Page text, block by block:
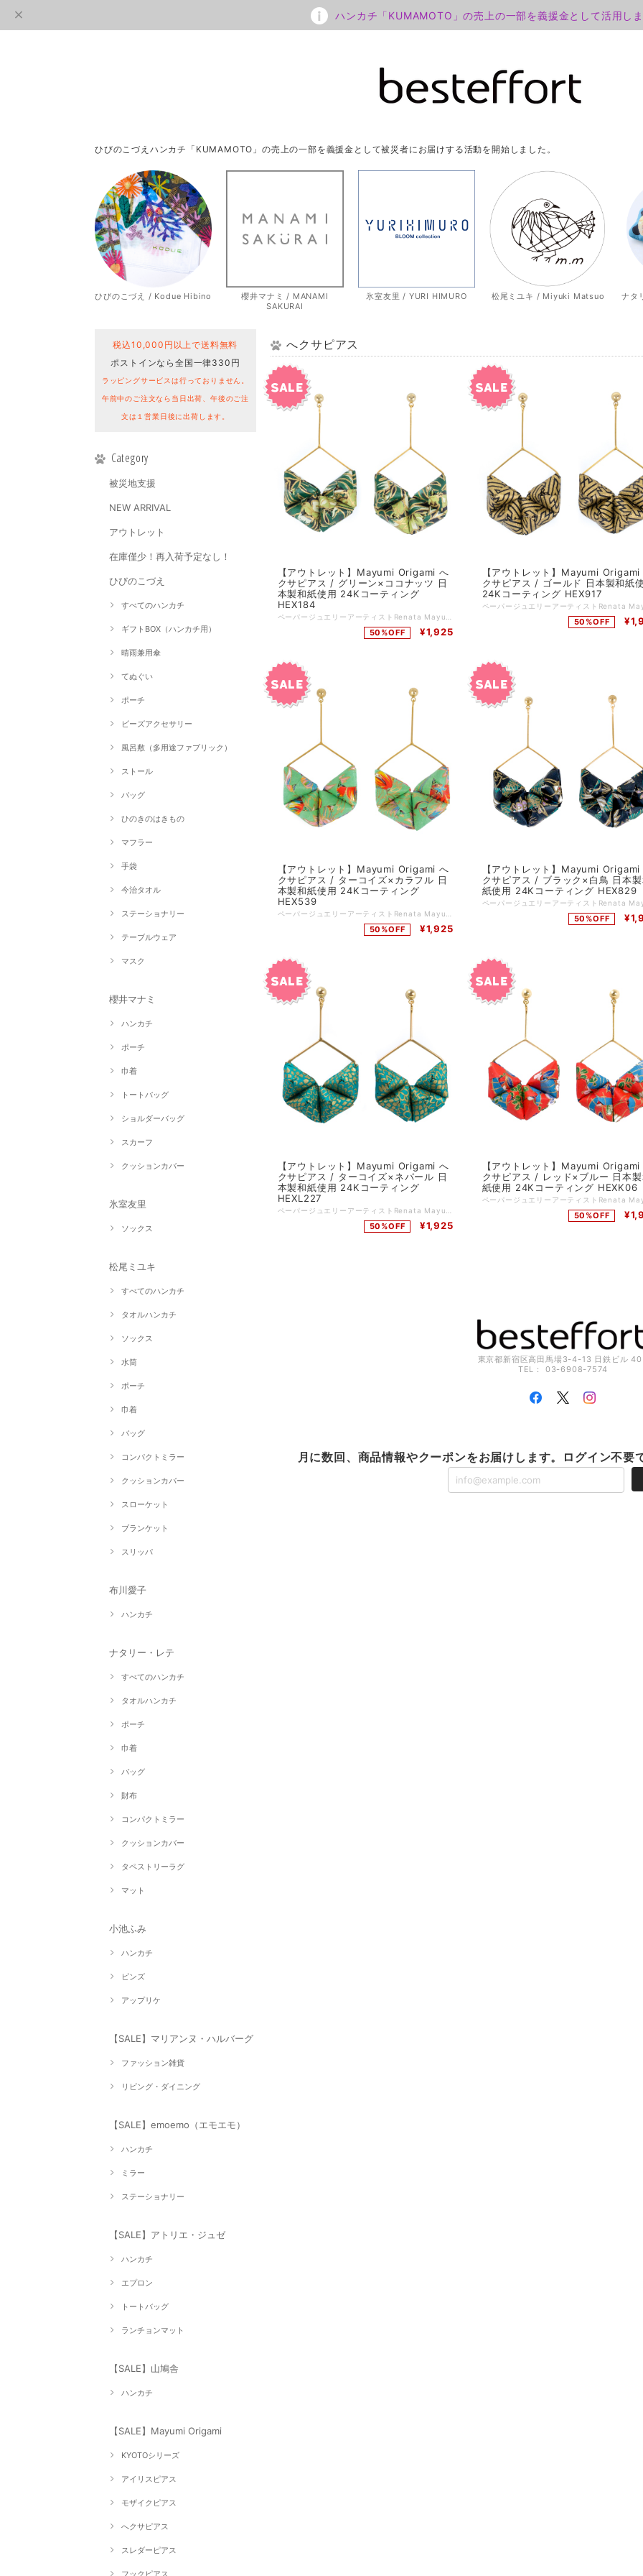
ハンカチ「KUMAMOTO」の売上の一部を義援金として活用し
ひびのこづえハンカチ「KUMAMOTO」の売上の一部を義援金として被災者にお届けする活動を開始しました。
ひびのこづえ / Kodue Hibino
櫻井マナミ / MANAMI
SAKURAI
氷室友里 / YURI HIMURO 松尾ミユキ / Miyuki Matsuo ナタ
税込10,000円以上で送料無料
ポストインなら全国一律330円
ラッピングサービスは行っておりません。
午前中のご注文なら当日出荷、午後のご注
文は１営業日後に出荷します。
Category
被災地支援
NEW ARRIVAL
アウトレット
在庫僅少！再入荷予定なし！
ひびのこづえ
すべてのハンカチ
ギフトBOX（ハンカチ用）
晴雨兼用傘
てぬぐい
ポーチ
ビーズアクセサリー
風呂敷（多用途ファブリック）
ストール
バッグ
ひのきのはきもの
マフラー
手袋
今治タオル
ステーショナリー
テーブルウェア
マスク
櫻井マナミ
ハンカチ
ポーチ
巾着
トートバッグ
ショルダーバッグ
スカーフ
クッションカバー
氷室友里
ソックス
松尾ミユキ
すべてのハンカチ
タオルハンカチ
ソックス
水筒
ポーチ
巾着
バッグ
コンパクトミラー
クッションカバー
スローケット
ブランケット
スリッパ
布川愛子
ハンカチ
ナタリー・レテ
すべてのハンカチ
タオルハンカチ
ポーチ
巾着
バッグ
財布
コンパクトミラー
クッションカバー
タペストリーラグ
マット
小池ふみ
ハンカチ
ピンズ
アップリケ
【SALE】マリアンヌ・ハルバーグ
ファッション雑貨
リビング・ダイニング
【SALE】emoemo（エモエモ）
ハンカチ
ミラー
ステーショナリー
【SALE】アトリエ・ジュゼ
ハンカチ
エプロン
トートバッグ
ランチョンマット
【SALE】山鳩舎
ハンカチ
【SALE】Mayumi Origami
KYOTOシリーズ
アイリスピアス
モザイクピアス
へクサピアス
スレダーピアス
へクサピアス
【アウトレット】Mayumi Origami へ
クサピアス / グリーン×ココナッツ 日
本製和紙使用 24Kコーティング
HEX184
50%OFF ¥1,925
【アウトレット】Mayumi Origami
クサピアス / ゴールド 日本製和紙
24Kコーティング HEX917
50%OFF
【アウトレット】Mayumi Origami へ
クサピアス / ターコイズ×カラフル 日
本製和紙使用 24Kコーティング
HEX539
50%OFF ¥1,925
【アウトレット】Mayumi Origami
クサピアス / ブラック×白鳥 日本製
紙使用 24Kコーティング HEX829
50%OFF
【アウトレット】Mayumi Origami へ
クサピアス / ターコイズ×ネパール 日
本製和紙使用 24Kコーティング
HEXL227
50%OFF ¥1,925
【アウトレット】Mayumi Origami
クサピアス / レッド×ブルー 日本製
紙使用 24Kコーティング HEXK06
50%OFF
東京都新宿区高田馬場3-4-13 日鉄ビル
TEL： 03-6908-7574
月に数回、商品情報やクーポンをお届けします。ログイン不要